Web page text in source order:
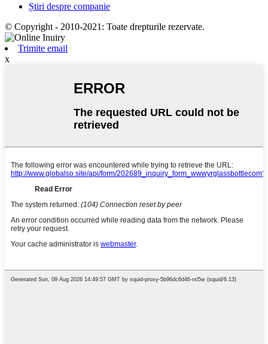
Știri despre companie
© Copyright - 2010-2021: Toate drepturile rezervate.
Trimite email
x